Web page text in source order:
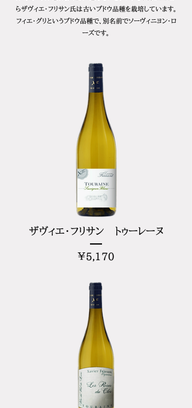
らザヴィエ・フリサン氏は古いブドウ品種を栽培しています。
フィエ・グリというブドウ品種で、別名前でソーヴィニヨン・ロ
ーズです。
ザヴィエ・フリサン トゥーレーヌ
¥5,170